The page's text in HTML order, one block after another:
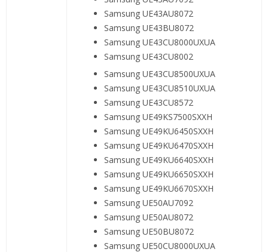
Samsung UE43AU8072
Samsung UE43BU8072
Samsung UE43CU8000UXUA
Samsung UE43CU8002
Samsung UE43CU8500UXUA
Samsung UE43CU8510UXUA
Samsung UE43CU8572
Samsung UE49KS7500SXXH
Samsung UE49KU6450SXXH
Samsung UE49KU6470SXXH
Samsung UE49KU6640SXXH
Samsung UE49KU6650SXXH
Samsung UE49KU6670SXXH
Samsung UE50AU7092
Samsung UE50AU8072
Samsung UE50BU8072
Samsung UE50CU8000UXUA